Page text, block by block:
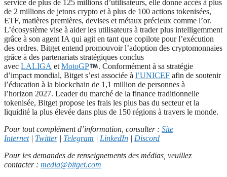
service de plus de 125 millions d’utilisateurs, elle donne accès à plus
de 2 millions de jetons crypto et à plus de 100 actions tokenisées,
ETF, matières premières, devises et métaux précieux comme l’or.
L’écosystème vise à aider les utilisateurs à trader plus intelligemment
grâce à son agent IA qui agit en tant que copilote pour l’exécution
des ordres. Bitget entend promouvoir l’adoption des cryptomonnaies
grâce à des partenariats stratégiques conclus
avec LALIGA et MotoGP
. Conformément à sa stratégie
d’impact mondial, Bitget s’est associée à l’UNICEF afin de soutenir
l’éducation à la blockchain de 1,1 million de personnes à
l’horizon 2027. Leader du marché de la finance traditionnelle
tokenisée, Bitget propose les frais les plus bas du secteur et la
liquidité la plus élevée dans plus de 150 régions à travers le monde.
Pour tout complément d’information, consulter : Site
Internet| Twitter| Telegram | LinkedIn | Discord
Pour les demandes de renseignements des médias, veuillez
contacter : media@bitget.com